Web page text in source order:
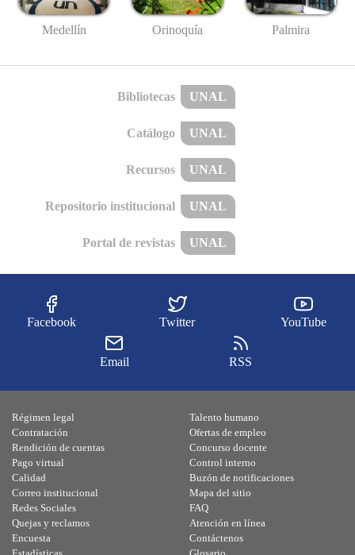
Medellín Orinoquía Palmira
Bibliotecas UNAL
Catálogo UNAL
Recursos UNAL
Repositorio institucional UNAL
Portal de revistas UNAL
Facebook Twitter YouTube
Email RSS
Régimen legal
Contratación
Rendición de cuentas
Pago virtual
Calidad
Talento humano
Ofertas de empleo
Concurso docente
Control interno
Buzón de notificaciones
Correo institucional
Redes Sociales
Quejas y reclamos
Encuesta
Mapa del sitio
FAQ
Atención en línea
Contáctenos